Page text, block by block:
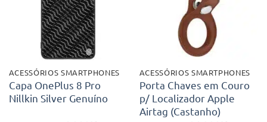
ACESSÓRIOS SMARTPHONES
Capa OnePlus 8 Pro
Nillkin Silver Genuíno
ACESSÓRIOS SMARTPHONES
Porta Chaves em Couro
p/ Localizador Apple
Airtag (Castanho)